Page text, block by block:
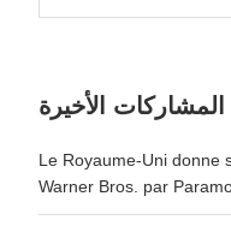
المشاركات الأخيرة
Le Royaume-Uni donne
Warner Bros. par